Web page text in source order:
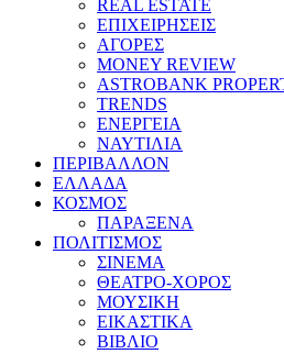
REAL ESTATE
ΕΠΙΧΕΙΡΗΣΕΙΣ
ΑΓΟΡΕΣ
MONEY REVIEW
ASTROBANK
TRENDS
ΕΝΕΡΓΕΙΑ
ΝΑΥΤΙΛΙΑ
ΠΕΡΙΒΑΛΛΟΝ
ΕΛΛΑΔΑ
ΚΟΣΜΟΣ
ΠΑΡΑΞΕΝΑ
ΠΟΛΙΤΙΣΜΟΣ
ΣΙΝΕΜΑ
ΘΕΑΤΡΟ-ΧΟΡΟΣ
ΜΟΥΣΙΚΗ
ΕΙΚΑΣΤΙΚΑ
ΒΙΒΛΙΟ